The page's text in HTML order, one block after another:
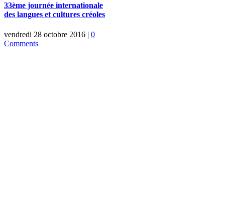
33ème journée internationale
des langues et cultures créoles
vendredi 28 octobre 2016 | 0
Comments